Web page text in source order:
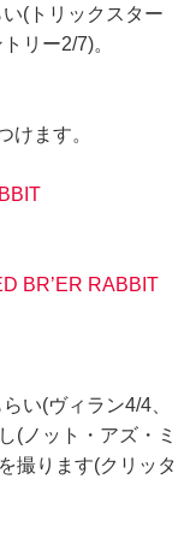
(トリックスター
リー2/7)。
けます。
BR’ER RABBIT
い(ヴィラン4/4、
(ノット・アズ・ミ
撮ります(クリッタ